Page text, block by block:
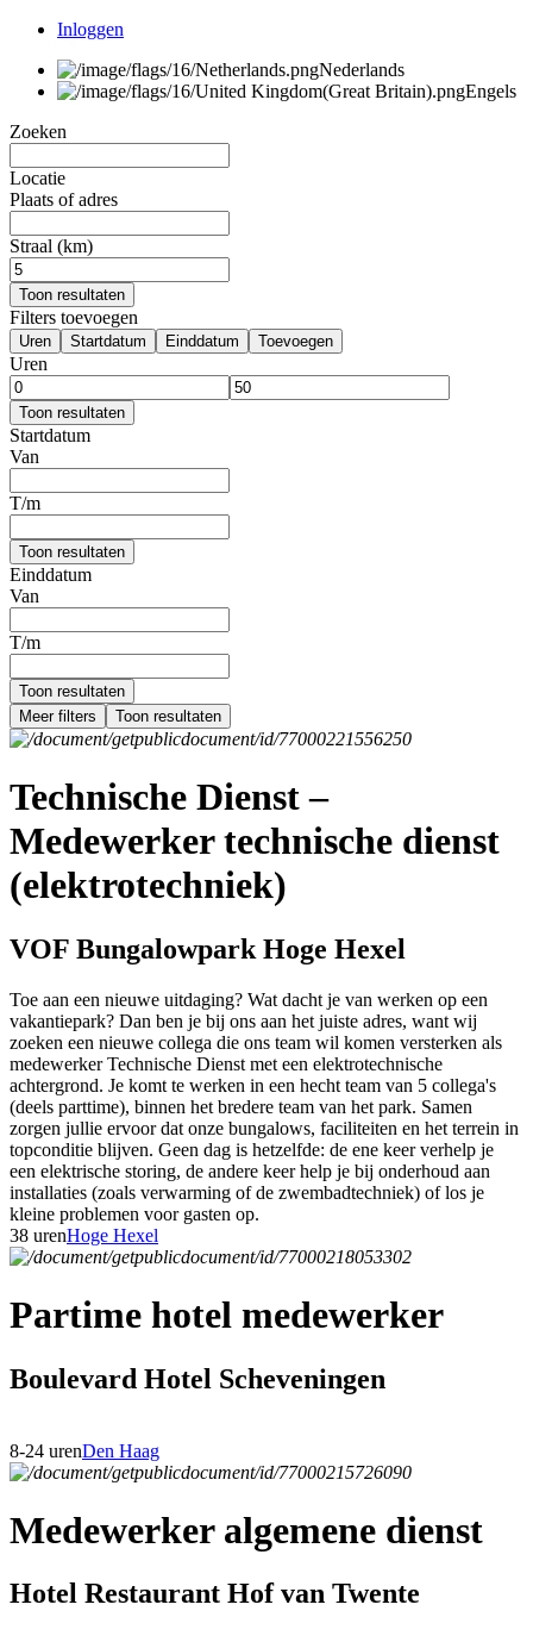
Inloggen
Nederlands
Engels
Zoeken
Locatie
Plaats of adres
Straal (km)
Toon resultaten
Filters toevoegen
Uren Startdatum Einddatum Toevoegen
Uren
Toon resultaten
Startdatum
Van
T/m
Toon resultaten
Einddatum
Van
T/m
Toon resultaten
Meer filters
Toon resultaten
Technische Dienst –
Medewerker technische dienst
(elektrotechniek)
VOF Bungalowpark Hoge Hexel
Toe aan een nieuwe uitdaging? Wat dacht je van werken op een
vakantiepark? Dan ben je bij ons aan het juiste adres, want wij
zoeken een nieuwe collega die ons team wil komen versterken als
medewerker Technische Dienst met een elektrotechnische
achtergrond. Je komt te werken in een hecht team van 5 collega's
(deels parttime), binnen het bredere team van het park. Samen
zorgen jullie ervoor dat onze bungalows, faciliteiten en het terrein in
topconditie blijven. Geen dag is hetzelfde: de ene keer verhelp je
een elektrische storing, de andere keer help je bij onderhoud aan
installaties (zoals verwarming of de zwembadtechniek) of los je
kleine problemen voor gasten op.
38 urenHoge Hexel
Partime hotel medewerker
Boulevard Hotel Scheveningen
8-24 urenDen Haag
Medewerker algemene dienst
Hotel Restaurant Hof van Twente